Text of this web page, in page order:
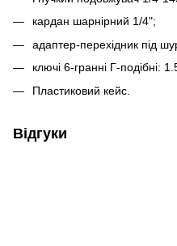
кардан шарнірний 1/4";
адаптер-перехідник під
ключі 6-гранні Г-подібні:
Пластиковий кейс.
Відгуки